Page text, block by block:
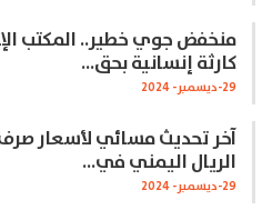
منخفض جوي خطير.. المكتب
كارثة إنسانية بحق…
29-ديسمبر- 2024
آخر تحديث مسائي لأسعار
الريال اليمني في…
29-ديسمبر- 2024